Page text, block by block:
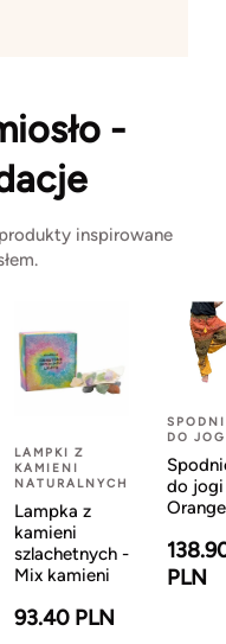
-
inspirowane
LAMPKI Z
KAMIENI
NATURALNYCH
Lampka z
kamieni
szlachetnych -
Mix kamieni
93.40 PLN
DO
do
Orange
PLN